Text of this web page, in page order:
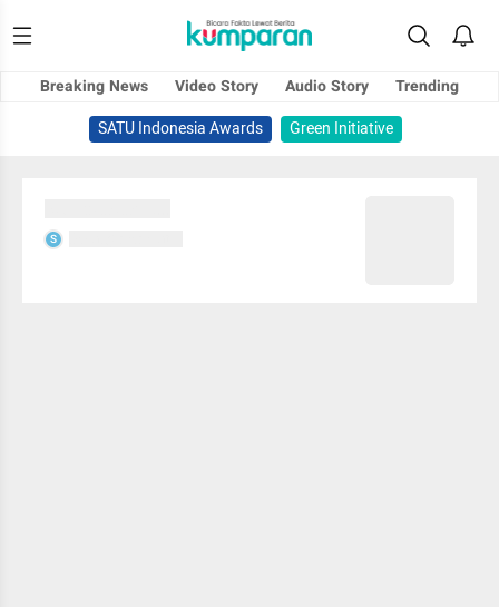
Breaking News Video Story Audio Story
Trending
SATU Indonesia Awards
Green Initiative
S